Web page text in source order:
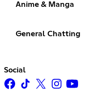
Anime & Manga
General Chatting
Social